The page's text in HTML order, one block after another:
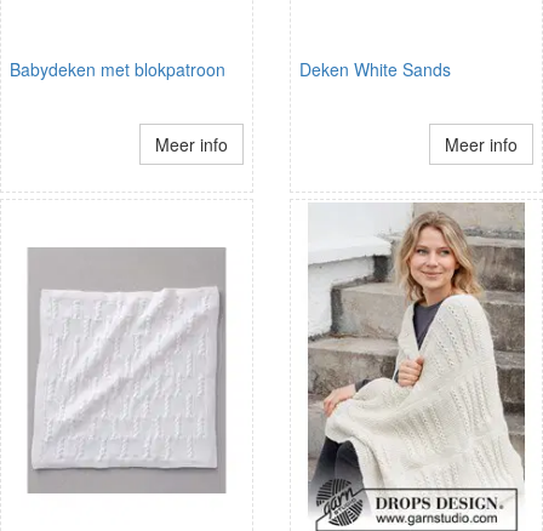
Babydeken met blokpatroon
Meer info
Deken White Sands
Meer info